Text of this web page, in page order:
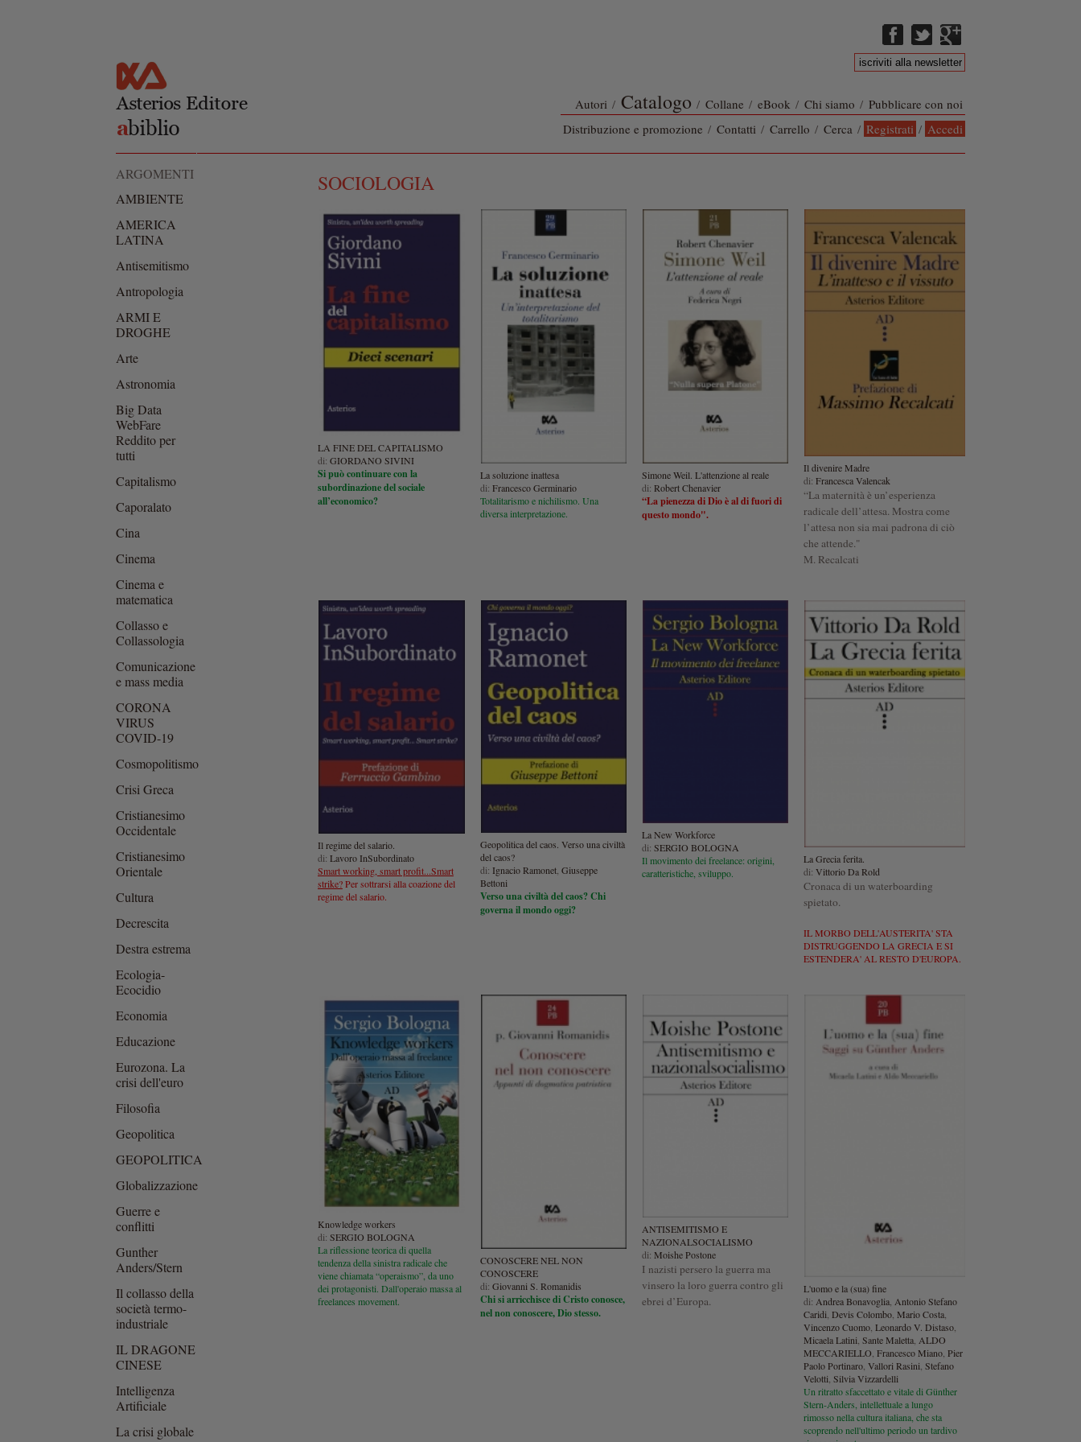
Autori / Catalogo / Collane / eBook / Chi siamo / Pubblicare con noi
Distribuzione e promozione / Contatti / Carrello / Cerca / Registrati / Accedi
SOCIOLOGIA
LA FINE DEL CAPITALISMO
di: GIORDANO SIVINI
Si può continuare con la
subordinazione del sociale
all’economico?
La soluzione inattesa
di: Francesco Germinario
Totalitarismo e nichilismo. Una
diversa interpretazione.
Simone Weil. L'attenzione al reale
di: Robert Chenavier
“La pienezza di Dio è al di fuori di
questo mondo".
Il divenire Madre
di: Francesca Valencak
“La maternità è un’esperienza
radicale dell’attesa. Mostra come
l’attesa non sia mai padrona di ciò
che attende."
M. Recalcati
Il regime del salario.
di: Lavoro InSubordinato
Smart working, smart profit...Smart
strike?Per sottrarsi alla coazione del
regime del salario.
Geopolitica del caos. Verso una civiltà
del caos?
di: Ignacio Ramonet, Giuseppe
Bettoni
Verso una civiltà del caos? Chi
governa il mondo oggi?
La New Workforce
di: SERGIO BOLOGNA
Il movimento dei freelance: origini,
caratteristiche, sviluppo.
La Grecia ferita.
di: Vittorio Da Rold
Cronaca di un waterboarding
spietato.
IL MORBO DELL'AUSTERITA' STA
DISTRUGGENDO LA GRECIA E SI
ESTENDERA' AL RESTO D'EUROPA.
Knowledge workers
di: SERGIO BOLOGNA
La riflessione teorica di quella
tendenza della sinistra radicale che
viene chiamata “operaismo”, da uno
dei protagonisti. Dall'operaio massa al
freelances movement.
CONOSCERE NEL NON
CONOSCERE
di: Giovanni S. Romanidis
Chi si arricchisce di Cristo conosce,
nel non conoscere, Dio stesso.
ANTISEMITISMO E
NAZIONALSOCIALISMO
di: Moishe Postone
I nazisti persero la guerra ma
vinsero la loro guerra contro gli
ebrei d’Europa.
L'uomo e la (sua) fine
di: Andrea Bonavoglia, Antonio Stefano
Caridi Devis Colombo, Mario Costa,
Vincenzo Cuomo, Leonardo V. Distaso,
Micaela Latini Sante Maletta, ALDO
MECCARIELLO Francesco Miano, Pier
Paolo Portinaro, Vallori Rasini Stefano
Velotti Silvia Vizzardelli
Un ritratto sfaccettato e vitale di Günther
Stern-Anders, intellettuale a lungo
rimosso nella cultura italiana, che sta
scoprendo nell'ultimo periodo un tardivo
ARGOMENTI
AMBIENTE
AMERICA
LATINA
Antisemitismo
Antropologia
ARMI E
DROGHE
Arte
Astronomia
Big Data
WebFare
Reddito per
tutti
Capitalismo
Caporalato
Cina
Cinema
Cinema e
matematica
Collasso e
Collassologia
Comunicazione
e mass media
CORONA
VIRUS
COVID-19
Cosmopolitismo
Crisi Greca
Cristianesimo
Occidentale
Cristianesimo
Orientale
Cultura
Decrescita
Destra estrema
Ecologia-
Ecocidio
Economia
Educazione
Eurozona. La
crisi dell'euro
Filosofia
Geopolitica
GEOPOLITICA
Globalizzazione
Guerre e
conflitti
Gunther
Anders/Stern
Il collasso della
società termo-
industriale
IL DRAGONE
CINESE
Intelligenza
Artificiale
La crisi globale